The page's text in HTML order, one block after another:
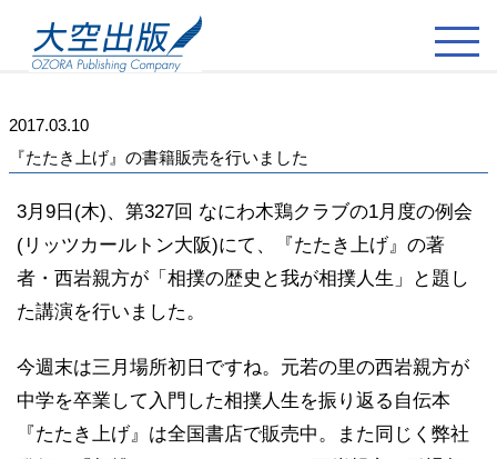
2017.03.10
『たたき上げ』の書籍販売を行いました
3月9日(木)、第327回 なにわ木鶏クラブの1月度の例会
(リッツカールトン大阪)にて、『たたき上げ』の著
者・西岩親方が「相撲の歴史と我が相撲人生」と題し
た講演を行いました。
今週末は三月場所初日ですね。元若の里の西岩親方が
中学を卒業して入門した相撲人生を振り返る自伝本
『たたき上げ』は全国書店で販売中。また同じく弊社